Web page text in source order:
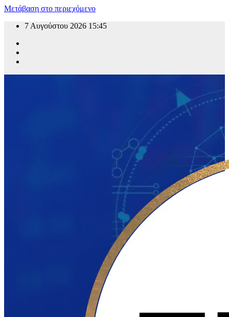
Μετάβαση στο περιεχόμενο
7 Αυγούστου 2026 15:45